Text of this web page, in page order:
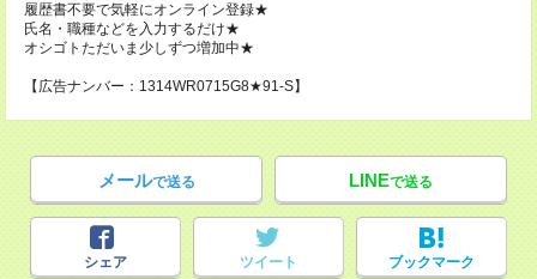
履歴書不要で気軽にオンライン登録★
氏名・職種などを入力するだけ★
オシゴトただいま少しずつ増加中★
【広告ナンバー：1314WR0715G8★91-S】
メールで送る LINEで送る
シェア ツイート ブックマーク